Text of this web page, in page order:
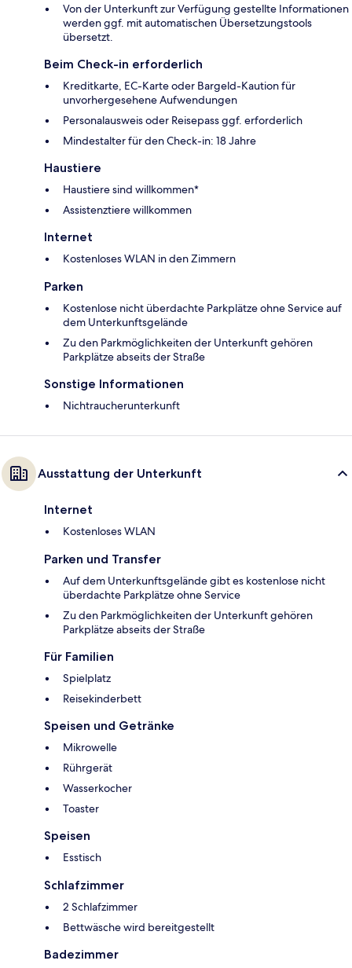
Von der Unterkunft zur Verfügung gestellte Informationen
werden ggf. mit automatischen Übersetzungstools
übersetzt.
Beim Check-in erforderlich
Kreditkarte, EC-Karte oder Bargeld-Kaution für
unvorhergesehene Aufwendungen
Personalausweis oder Reisepass ggf. erforderlich
Mindestalter für den Check-in: 18 Jahre
Haustiere
Haustiere sind willkommen*
Assistenztiere willkommen
Internet
Kostenloses WLAN in den Zimmern
Parken
Kostenlose nicht überdachte Parkplätze ohne Service auf
dem Unterkunftsgelände
Zu den Parkmöglichkeiten der Unterkunft gehören
Parkplätze abseits der Straße
Sonstige Informationen
Nichtraucherunterkunft
Ausstattung der Unterkunft
Internet
Kostenloses WLAN
Parken und Transfer
Auf dem Unterkunftsgelände gibt es kostenlose nicht
überdachte Parkplätze ohne Service
Zu den Parkmöglichkeiten der Unterkunft gehören
Parkplätze abseits der Straße
Für Familien
Spielplatz
Reisekinderbett
Speisen und Getränke
Mikrowelle
Rührgerät
Wasserkocher
Toaster
Speisen
Esstisch
Schlafzimmer
2 Schlafzimmer
Bettwäsche wird bereitgestellt
Badezimmer